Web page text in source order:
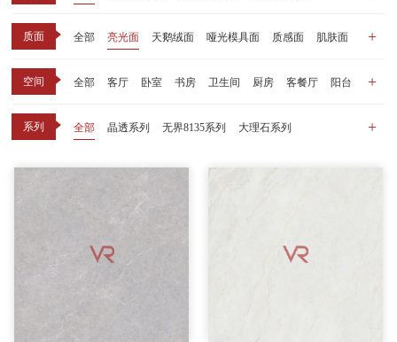
质面
全部 亮光面 天鹅绒面 哑光模具面 质感面 肌肤面
空间 全部 客厅 卧室 书房 卫生间 厨房 客餐厅 阳台
系列
全部 晶透系列 无界8135系列 大理石系列
漫光印象系列
现代中板（亮光） 现代中板（亲肤）